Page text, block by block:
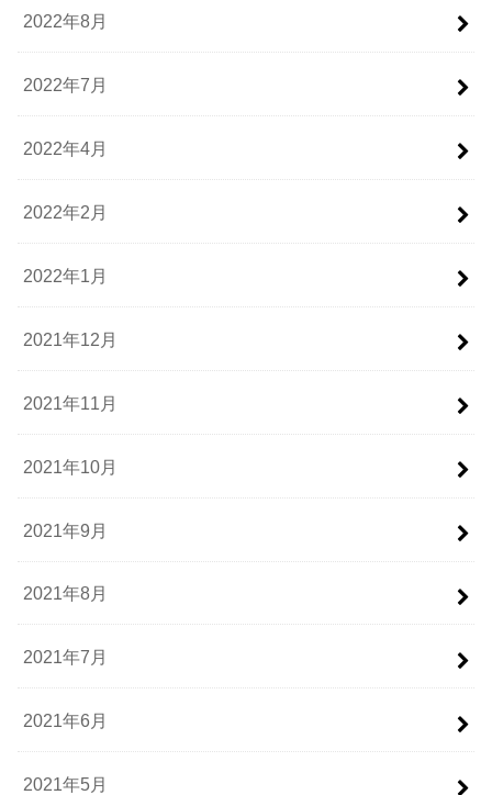
2022年8月
2022年7月
2022年4月
2022年2月
2022年1月
2021年12月
2021年11月
2021年10月
2021年9月
2021年8月
2021年7月
2021年6月
2021年5月